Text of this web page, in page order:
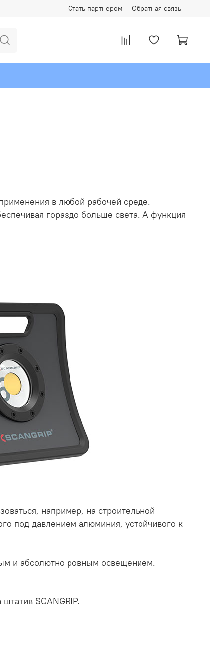
Стать партнером Обратная связь
в любой рабочей среде.
гораздо больше света. А функция
например, на строительной
под давлением алюминия, устойчивого к
и абсолютно ровным освещением.
SCANGRIP.